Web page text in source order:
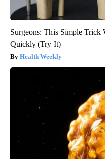
Surgeons: This Simple
Quickly (Try It)
Health Weekly